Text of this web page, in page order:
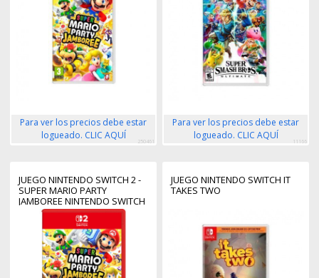
Para ver los precios debe estar
logueado. CLIC AQUÍ
250461
Para ver los precios debe estar
logueado. CLIC AQUÍ
11166
JUEGO NINTENDO SWITCH 2 -
SUPER MARIO PARTY
JAMBOREE NINTENDO SWITCH
2 EDITION
JUEGO NINTENDO SWITCH IT
TAKES TWO